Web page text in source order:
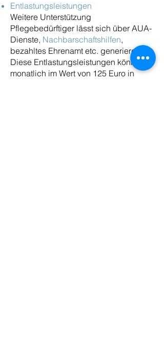
Entlastungsleistungen
Weitere Unterstützung
Pflegebedürftiger lässt sich über AUA-
Dienste, Nachbarschaftshilfen,
bezahltes Ehrenamt etc. generieren.
Diese Entlastungsleistungen können
monatlich im Wert von 125 Euro in